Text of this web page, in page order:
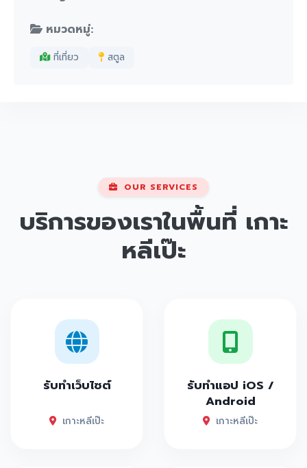
หมวดหมู่:
ที่เที่ยว สตูล
OUR SERVICES
บริการของเราในพื้นที่ เกาะ
หลีเป๊ะ
รับทำเว็บไซต์
เกาะหลีเป๊ะ
รับทำแอป iOS /
Android
เกาะหลีเป๊ะ